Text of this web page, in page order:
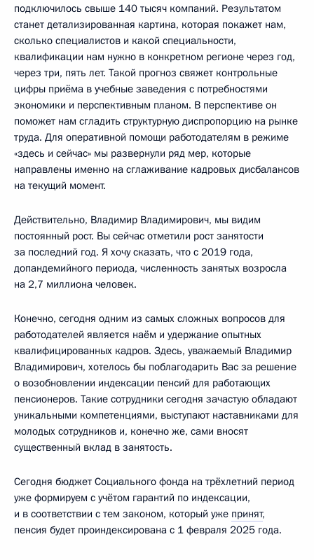
подключилось свыше 140 тысяч компаний. Результатом
станет детализированная картина, которая покажет нам,
сколько специалистов и какой специальности,
квалификации нам нужно в конкретном регионе через год,
через три, пять лет. Такой прогноз свяжет контрольные
цифры приёма в учебные заведения с потребностями
экономики и перспективным планом. В перспективе он
поможет нам сгладить структурную диспропорцию на рынке
труда. Для оперативной помощи работодателям в режиме
«здесь и сейчас» мы развернули ряд мер, которые
направлены именно на сглаживание кадровых дисбалансов
на текущий момент.
Действительно, Владимир Владимирович, мы видим
постоянный рост. Вы сейчас отметили рост занятости
за последний год. Я хочу сказать, что с 2019 года,
допандемийного периода, численность занятых возросла
на 2,7 миллиона человек.
Конечно, сегодня одним из самых сложных вопросов для
работодателей является наём и удержание опытных
квалифицированных кадров. Здесь, уважаемый Владимир
Владимирович, хотелось бы поблагодарить Вас за решение
о возобновлении индексации пенсий для работающих
пенсионеров. Такие сотрудники сегодня зачастую обладают
уникальными компетенциями, выступают наставниками для
молодых сотрудников и, конечно же, сами вносят
существенный вклад в занятость.
Сегодня бюджет Социального фонда на трёхлетний период
уже формируем с учётом гарантий по индексации,
и в соответствии с тем законом, который уже принят,
пенсия будет проиндексирована с 1 февраля 2025 года.